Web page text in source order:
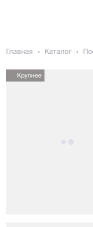
Главная Каталог
Крупнее